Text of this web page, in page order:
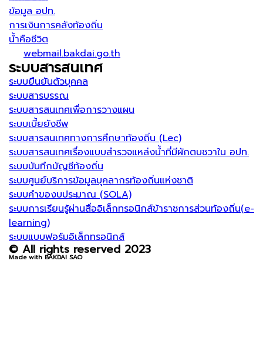
ข้อมูล อปท.
การเงินการคลังท้องถิ่น
น้ำคือชีวิต
webmail.bakdai.go.th
ระบบสารสนเทศ
ระบบยืนยันตัวบุคคล
ระบบสารบรรณ
ระบบสารสนเทศเพื่อการวางแผน
ระบบเบี้ยยังชีพ
ระบบสารสนเทศทางการศึกษาท้องถิ่น (Lec)
ระบบสารสนเทศเรื่องแบบสำรวจแหล่งน้ำที่มีผักตบชวาใน อปท.
ระบบบันทึกบัญชีท้องถิ่น
ระบบศูนย์บริการข้อมูลบุคลากรท้องถิ่นแห่งชาติ
ระบบคำของบประมาณ (SOLA)
ระบบการเรียนรู้ผ่านสื่ออิเล็กทรอนิกส์ข้าราชการส่วนท้องถิ่น(e-
learning)
ระบบแบบฟอร์มอิเล็กทรอนิกส์
© All rights reserved 2023
Made with BAKDAI SAO